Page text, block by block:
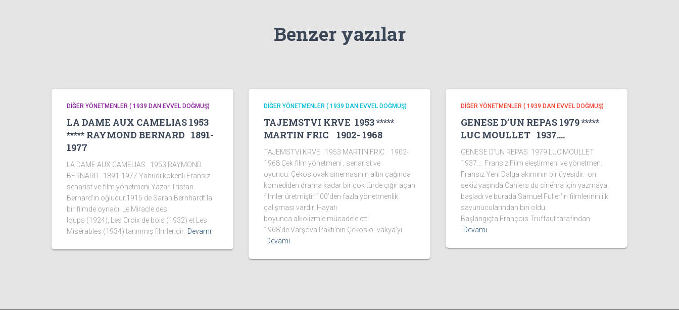
Benzer yazılar
DİĞER YÖNETMENLER ( 1939 DAN EVVEL DOĞMUŞ)
LA DAME AUX CAMELIAS 1953
***** RAYMOND BERNARD 1891-
1977
LA DAME AUX CAMELIAS 1953 RAYMOND
BERNARD 1891-1977 Yahudi kökenli Fransız
senarist ve film yönetmeni.Yazar Tristan
Bernard’ın oğludur.1915 de Sarah Bernhardt’la
bir filmde oynadı. Le Miracle des
loups (1924), Les Croix de bois (1932) et Les
Misérables (1934) tanınmış filmleridir. Devamı
DİĞER YÖNETMENLER ( 1939 DAN EVVEL DOĞMUŞ)
TAJEMSTVI KRVE 1953 *****
MARTIN FRIC 1902- 1968
TAJEMSTVI KRVE 1953 MARTIN FRIC 1902-
1968 Çek film yönetmeni , senarist ve
oyuncu. Çekoslovak sinemasının altın çağında
komediden drama kadar bir çok türde çığır açan
filmler üretmiştir.100’den fazla yönetmenlik
çalışması vardır. Hayatı
boyunca alkolizmle mücadele etti .
1968’de Varşova Paktı’nın Çekoslo- vakya’yı
Devamı
DİĞER YÖNETMENLER ( 1939 DAN EVVEL DOĞMUŞ)
GENESE D’UN REPAS 1979 *****
LUC MOULLET 1937….
GENESE D’UN REPAS 1979 LUC MOULLET
1937…. Fransız Film eleştirmeni ve yönetmen.
Fransız Yeni Dalga akımının bir üyesidir. on
sekiz yaşında Cahiers du cinéma için yazmaya
başladı ve burada Samuel Fuller’ın filmlerinin ilk
savunucularından biri oldu.
Başlangıçta François Truffaut tarafından
Devamı